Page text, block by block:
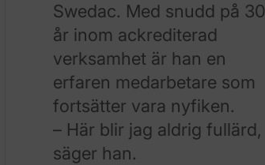
Swedac. Med snudd på 30
år inom ackrediterad
verksamhet är han en
erfaren medarbetare som
fortsätter vara nyfiken.
– Här blir jag aldrig fullärd,
säger han.